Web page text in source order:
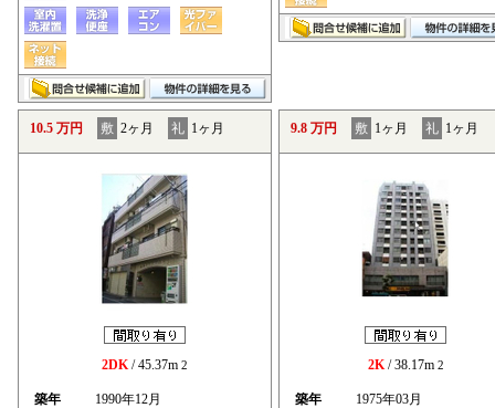
10.5 万円 敷 2ヶ月 礼 1ヶ月
2DK/ 45.37m 2
築年
1990年12月
9.8 万円 敷 1ヶ月 礼 1ヶ月
2K/ 38.17m 2
築年
1975年03月